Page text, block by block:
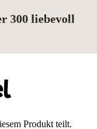
300 liebevoll
ist. Wählen Sie aus
und
oder
Detail gezeichnet und
Produkt teilt.